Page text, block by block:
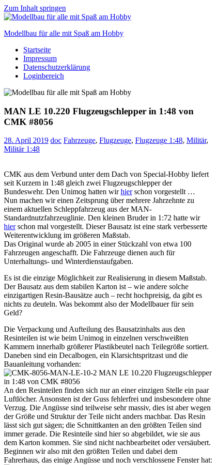
Zum Inhalt springen
Modellbau für alle mit Spaß am Hobby
Scale
modelling
to
Startseite
Impressum
Datenschutzerklärung
Loginbereich
MAN LE 10.220 Flugzeugschlepper in 1:48 von
CMK #8056
28. April 2019 doc Fahrzeuge, Flugzeuge, Flugzeuge 1:48, Militär,
Militär 1:48
CMK aus dem Verbund unter dem Dach von Special-Hobby liefert
seit Kurzem in 1:48 gleich zwei Flugzeugschlepper der
Bundeswehr. Den Unimog hatten wirhierschon vorgestellt …
Nun machen wir einen Zeitsprung über mehrere Jahrzehnte zu
einem aktuellen Schleppfahrzeug aus der MAN-
Standardnutzfahrzeuglinie. Den kleinen Bruder in 1:72 hatte wir
hierschon mal vorgestellt. Dieser Bausatz ist eine stark verbesserte
Weiterentwicklung im größeren Maßstab.
Das Original wurde ab 2005 in einer Stückzahl von etwa 100
Fahrzeugen angeschafft. Die Fahrzeuge dienen auch für
Unterhaltungs- und Winterdienstaufgaben.
Es ist die einzige Möglichkeit zur Realisierung in diesem Maßstab.
Der Bausatz aus dem stabilen Karton ist – wie andere solche
einzigartigen Resin-Bausätze auch – recht hochpreisig, da gibt es
nichts zu deuteln. Was bekommt also der Modellbauer für sein
Geld?
Die Verpackung und Aufteilung des Bausatzinhalts aus den
Resinteilen ist wie beim Unimog in einzelnen verschweißten
Kammern innerhalb größerer Plastikbeutel nach Teilegröße sortiert.
Daneben sind ein Decalbogen, ein Klarsichtspritzast und die
Bauanleitung vorhanden:
An den Resinteilen finden sich nur an einer einzigen Stelle ein paar
Luftlöcher. Ansonsten ist der Guss fehlerfrei und insbesondere ohne
Verzug. Die Angüsse sind teilweise sehr massiv, dies ist aber wegen
der Größe und Struktur der Teile nicht anders machbar. Das Resin
lässt sich gut sägen; die Schnittkanten an den größten Teilen sind
immer gerade. Die Resinteile sind hier so abgebildet, wie sie aus
dem Karton kommen. Sie sind nicht nachbearbeitet oder versäubert.
Beginnen wir also mit den größten Teilen und dabei dem
Fahrerhaus, das einige Angüsse und noch verschlossene Fenster hat: